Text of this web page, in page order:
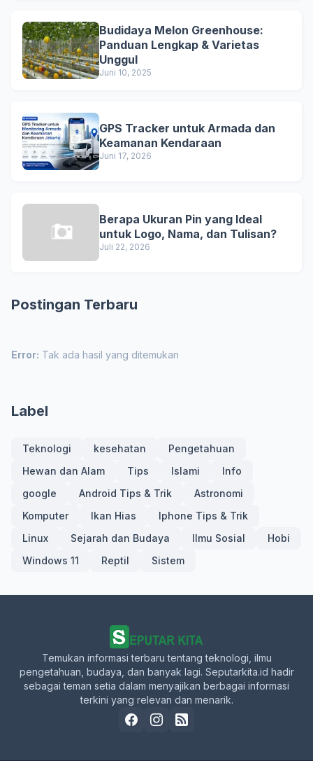
Budidaya Melon Greenhouse:
Panduan Lengkap & Varietas
Unggul
Juni 10, 2025
GPS Tracker untuk Armada dan
Keamanan Kendaraan
Juni 17, 2026
Berapa Ukuran Pin yang Ideal
untuk Logo, Nama, dan Tulisan?
Juli 22, 2026
Postingan Terbaru
Error: Tak ada hasil yang ditemukan
Label
Teknologi kesehatan
Pengetahuan
Hewan dan Alam
Tips Islami
Info
google
Android Tips & Trik
Astronomi
Komputer
Ikan Hias
Iphone Tips & Trik
Linux
Sejarah dan Budaya Ilmu Sosial
Hobi
Windows 11
Reptil Sistem
Temukan informasi terbaru tentang teknologi, ilmu
pengetahuan, budaya, dan banyak lagi. Seputarkita.id hadir
sebagai teman setia dalam menyajikan berbagai informasi
terkini yang relevan dan menarik.